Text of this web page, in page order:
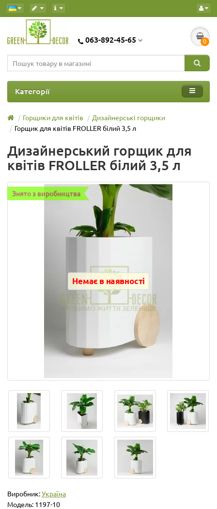
063-892-45-65 0
Категорії
Горщики для квітів
Дизайнерські горщики
Горщик для квітів FROLLER білий 3,5 л
Дизайнерський горщик для
квітів FROLLER білий 3,5 л
Знято з виробництва
Немає в наявності
Виробник:Україна
Модель: 1197-10